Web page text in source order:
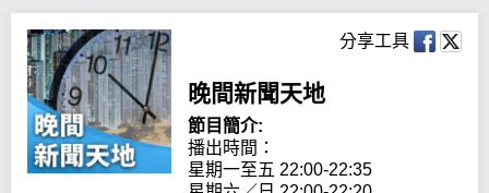
c
h
分享工具
晚間新聞天地
節目簡介:
播出時間：
星期一至五 22:00-22:35